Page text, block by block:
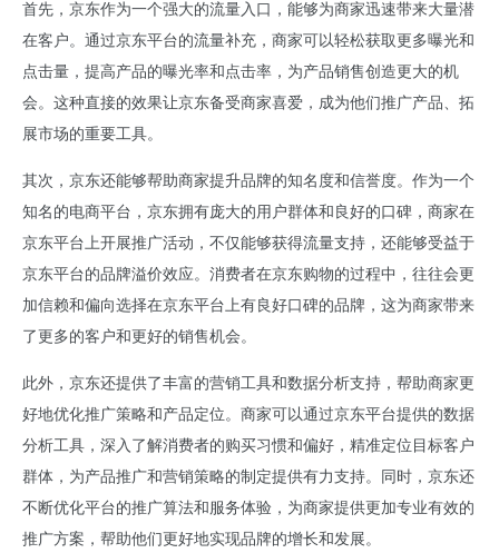
首先，京东作为一个强大的流量入口，能够为商家迅速带来大量潜
在客户。通过京东平台的流量补充，商家可以轻松获取更多曝光和
点击量，提高产品的曝光率和点击率，为产品销售创造更大的机
会。这种直接的效果让京东备受商家喜爱，成为他们推广产品、拓
展市场的重要工具。
其次，京东还能够帮助商家提升品牌的知名度和信誉度。作为一个
知名的电商平台，京东拥有庞大的用户群体和良好的口碑，商家在
京东平台上开展推广活动，不仅能够获得流量支持，还能够受益于
京东平台的品牌溢价效应。消费者在京东购物的过程中，往往会更
加信赖和偏向选择在京东平台上有良好口碑的品牌，这为商家带来
了更多的客户和更好的销售机会。
此外，京东还提供了丰富的营销工具和数据分析支持，帮助商家更
好地优化推广策略和产品定位。商家可以通过京东平台提供的数据
分析工具，深入了解消费者的购买习惯和偏好，精准定位目标客户
群体，为产品推广和营销策略的制定提供有力支持。同时，京东还
不断优化平台的推广算法和服务体验，为商家提供更加专业有效的
推广方案，帮助他们更好地实现品牌的增长和发展。